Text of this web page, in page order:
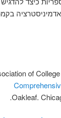
of
Oakleaf.